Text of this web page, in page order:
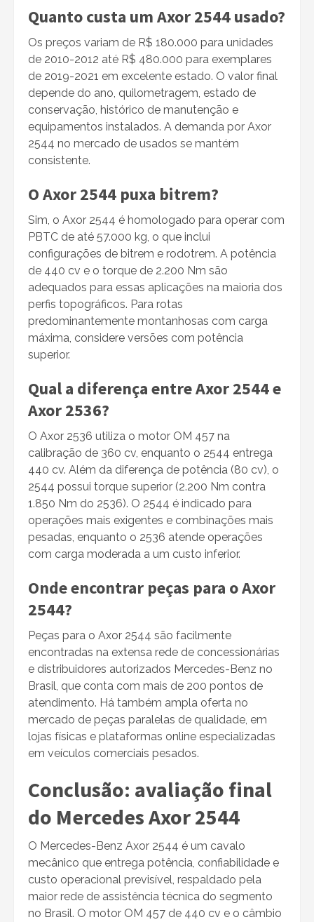
Quanto custa um Axor 2544 usado?
Os preços variam de R$ 180.000 para unidades
de 2010-2012 até R$ 480.000 para exemplares
de 2019-2021 em excelente estado. O valor final
depende do ano, quilometragem, estado de
conservação, histórico de manutenção e
equipamentos instalados. A demanda por Axor
2544 no mercado de usados se mantém
consistente.
O Axor 2544 puxa bitrem?
Sim, o Axor 2544 é homologado para operar com
PBTC de até 57.000 kg, o que inclui
configurações de bitrem e rodotrem. A potência
de 440 cv e o torque de 2.200 Nm são
adequados para essas aplicações na maioria dos
perfis topográficos. Para rotas
predominantemente montanhosas com carga
máxima, considere versões com potência
superior.
Qual a diferença entre Axor 2544 e
Axor 2536?
O Axor 2536 utiliza o motor OM 457 na
calibração de 360 cv, enquanto o 2544 entrega
440 cv. Além da diferença de potência (80 cv), o
2544 possui torque superior (2.200 Nm contra
1.850 Nm do 2536). O 2544 é indicado para
operações mais exigentes e combinações mais
pesadas, enquanto o 2536 atende operações
com carga moderada a um custo inferior.
Onde encontrar peças para o Axor
2544?
Peças para o Axor 2544 são facilmente
encontradas na extensa rede de concessionárias
e distribuidores autorizados Mercedes-Benz no
Brasil, que conta com mais de 200 pontos de
atendimento. Há também ampla oferta no
mercado de peças paralelas de qualidade, em
lojas físicas e plataformas online especializadas
em veículos comerciais pesados.
Conclusão: avaliação final
do Mercedes Axor 2544
O Mercedes-Benz Axor 2544 é um cavalo
mecânico que entrega potência, confiabilidade e
custo operacional previsível, respaldado pela
maior rede de assistência técnica do segmento
no Brasil. O motor OM 457 de 440 cv e o câmbio